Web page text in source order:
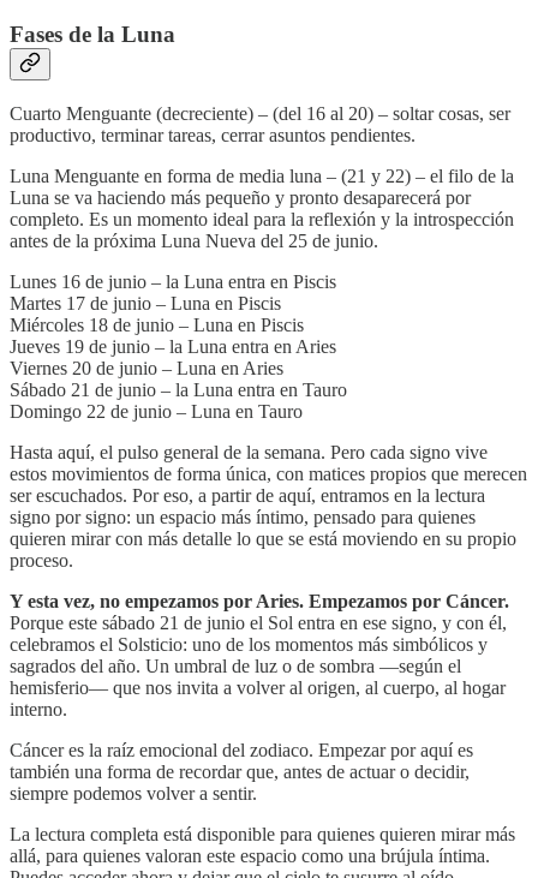
Fases de la Luna
Cuarto Menguante (decreciente) – (del 16 al 20) – soltar cosas, ser
productivo, terminar tareas, cerrar asuntos pendientes.
Luna Menguante en forma de media luna – (21 y 22) – el filo de la
Luna se va haciendo más pequeño y pronto desaparecerá por
completo. Es un momento ideal para la reflexión y la introspección
antes de la próxima Luna Nueva del 25 de junio.
Lunes 16 de junio – la Luna entra en Piscis
Martes 17 de junio – Luna en Piscis
Miércoles 18 de junio – Luna en Piscis
Jueves 19 de junio – la Luna entra en Aries
Viernes 20 de junio – Luna en Aries
Sábado 21 de junio – la Luna entra en Tauro
Domingo 22 de junio – Luna en Tauro
Hasta aquí, el pulso general de la semana. Pero cada signo vive
estos movimientos de forma única, con matices propios que merecen
ser escuchados. Por eso, a partir de aquí, entramos en la lectura
signo por signo: un espacio más íntimo, pensado para quienes
quieren mirar con más detalle lo que se está moviendo en su propio
proceso.
Y esta vez, no empezamos por Aries. Empezamos por Cáncer.
Porque este sábado 21 de junio el Sol entra en ese signo, y con él,
celebramos el Solsticio: uno de los momentos más simbólicos y
sagrados del año. Un umbral de luz o de sombra —según el
hemisferio— que nos invita a volver al origen, al cuerpo, al hogar
interno.
Cáncer es la raíz emocional del zodiaco. Empezar por aquí es
también una forma de recordar que, antes de actuar o decidir,
siempre podemos volver a sentir.
La lectura completa está disponible para quienes quieren mirar más
allá, para quienes valoran este espacio como una brújula íntima.